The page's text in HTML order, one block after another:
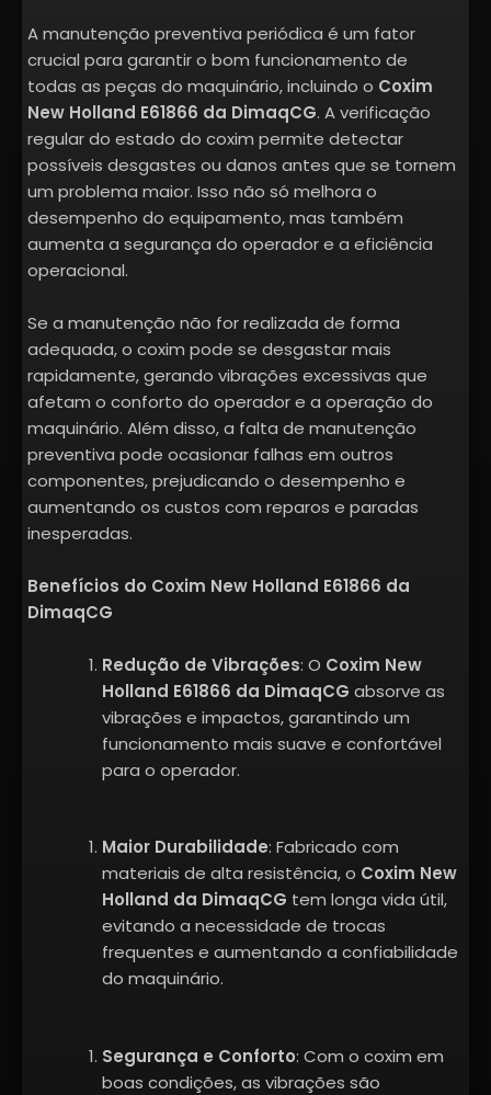
A manutenção preventiva periódica é um fator
crucial para garantir o bom funcionamento de
todas as peças do maquinário, incluindo o Coxim
New Holland E61866 da DimaqCG. A verificação
regular do estado do coxim permite detectar
possíveis desgastes ou danos antes que se tornem
um problema maior. Isso não só melhora o
desempenho do equipamento, mas também
aumenta a segurança do operador e a eficiência
operacional.
Se a manutenção não for realizada de forma
adequada, o coxim pode se desgastar mais
rapidamente, gerando vibrações excessivas que
afetam o conforto do operador e a operação do
maquinário. Além disso, a falta de manutenção
preventiva pode ocasionar falhas em outros
componentes, prejudicando o desempenho e
aumentando os custos com reparos e paradas
inesperadas.
Benefícios do Coxim New Holland E61866 da
DimaqCG
Redução de Vibrações: O Coxim New
Holland E61866 da DimaqCG absorve as
vibrações e impactos, garantindo um
funcionamento mais suave e confortável
para o operador.
Maior Durabilidade: Fabricado com
materiais de alta resistência, o Coxim New
Holland da DimaqCG tem longa vida útil,
evitando a necessidade de trocas
frequentes e aumentando a confiabilidade
do maquinário.
Segurança e Conforto: Com o coxim em
boas condições, as vibrações são